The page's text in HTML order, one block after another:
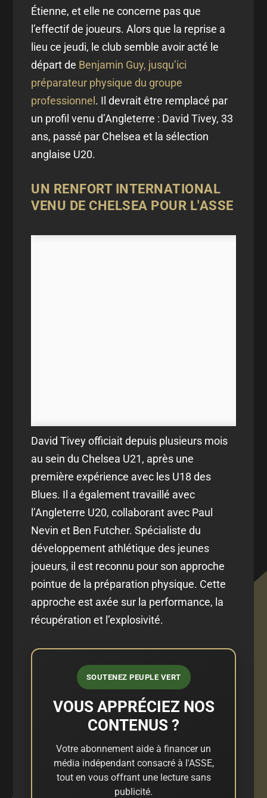
Étienne, et elle ne concerne pas que
l’effectif de joueurs. Alors que la reprise a
lieu ce jeudi, le club semble avoir acté le
départ de Benjamin Guy, jusqu’ici
préparateur physique du groupe
professionnel. Il devrait être remplacé par
un profil venu d’Angleterre : David Tivey, 33
ans, passé par Chelsea et la sélection
anglaise U20.
UN RENFORT INTERNATIONAL
VENU DE CHELSEA POUR L'ASSE
David Tivey officiait depuis plusieurs mois
au sein du Chelsea U21, après une
première expérience avec les U18 des
Blues. Il a également travaillé avec
l’Angleterre U20, collaborant avec Paul
Nevin et Ben Futcher. Spécialiste du
développement athlétique des jeunes
joueurs, il est reconnu pour son approche
pointue de la préparation physique. Cette
approche est axée sur la performance, la
récupération et l’explosivité.
SOUTENEZ PEUPLE VERT
VOUS APPRÉCIEZ NOS
CONTENUS ?
Votre abonnement aide à financer un
média indépendant consacré à l'ASSE,
tout en vous offrant une lecture sans
publicité.